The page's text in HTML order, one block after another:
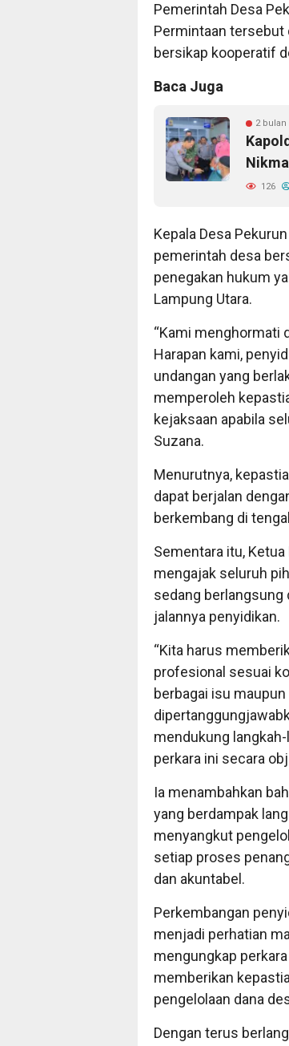
Pemerintah Desa
Permintaan tersebut
bersikap kooperatif
Baca Juga
2
126
Kepala Desa
pemerintah desa
penegakan hukum
Lampung Utara.
“Kami menghormati
Harapan kami,
undangan yang
memperoleh
kejaksaan apabila
Suzana.
Menurutnya,
dapat berjalan
berkembang di
Sementara itu, Ketua
mengajak seluruh
sedang berlangsung
jalannya penyidikan.
“Kita harus
profesional sesuai
berbagai isu
mendukung
perkara ini secara
Ia menambahkan
yang berdampak
menyangkut
setiap proses
dan akuntabel.
Perkembangan
menjadi perhatian
mengungkap
memberikan
pengelolaan dana
Dengan terus